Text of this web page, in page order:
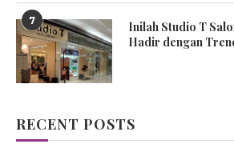
7
Inilah Studio T
Hadir dengan
RECENT POSTS